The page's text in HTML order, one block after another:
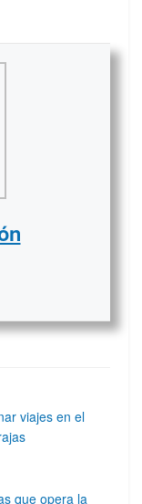
viajes en el
que opera la